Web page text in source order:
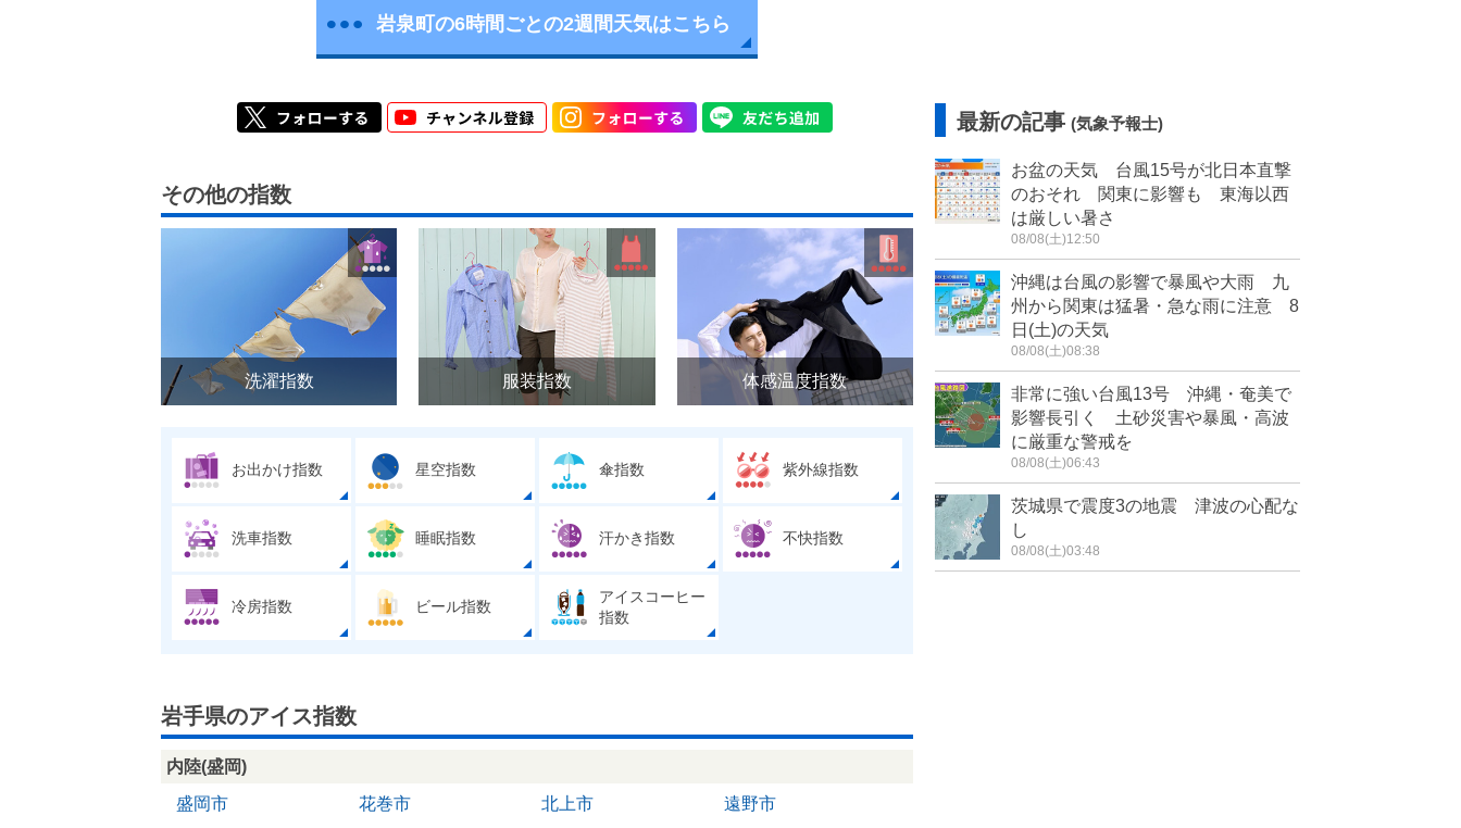
岩泉町の6時間ごとの2週間天気はこちら
その他の指数
洗濯指数 服装指数 体感温度指数
お出かけ指数 星空指数 傘指数 紫外線指数
洗車指数 睡眠指数 汗かき指数 不快指数
冷房指数 ビール指数
アイスコーヒー
指数
岩手県のアイス指数
内陸(盛岡)
盛岡市
花巻市 北上市
遠野市
最新の記事 (気象予報士)
お盆の天気 台風15号が北日本直撃
のおそれ 関東に影響も 東海以西
は厳しい暑さ
08/08(土)12:50
沖縄は台風の影響で暴風や大雨 九
州から関東は猛暑・急な雨に注意 8
日(土)の天気
08/08(土)08:38
非常に強い台風13号 沖縄・奄美で
影響長引く 土砂災害や暴風・高波
に厳重な警戒を
08/08(土)06:43
茨城県で震度3の地震 津波の心配な
し
08/08(土)03:48